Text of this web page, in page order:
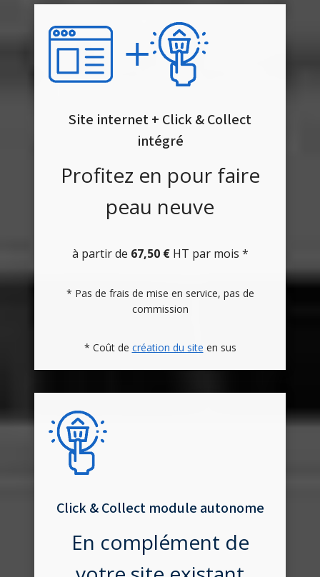
Site internet + Click & Collect
intégré
Profitez en pour faire
peau neuve
à partir de 67,50 €HT par mois *
* Pas de frais de mise en service, pas de
commission
* Coût de création du site en sus
Click & Collect module autonome
En complément de